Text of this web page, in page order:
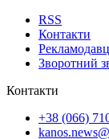
RSS
Контакти
Зворотний
Контакти
+38 (066)